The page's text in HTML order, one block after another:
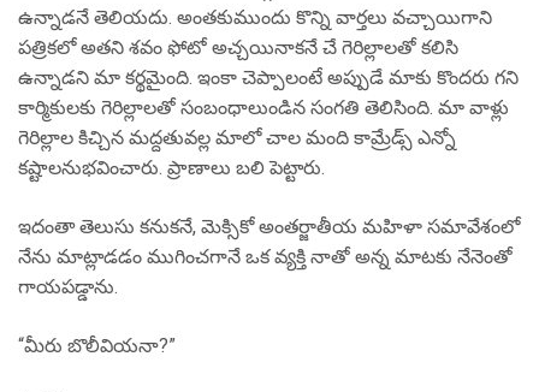
ఉన్నాడనే తెలియదు. అంతకుముందు కొన్ని వార్తలు వచ్చాయిగాని
పత్రికలో అతని శవం ఫోటో అచ్చయినాకనే చే గెరిల్లాలతో కలిసి
ఉన్నాడని మా కర్థమైంది. ఇంకా చెప్పాలంటే అప్పుడే మాకు కొందరు గని
కార్మికులకు గెరిల్లాలతో సంబంధాలుండిన సంగతి తెలిసింది. మా వాళ్లు
గెరిల్లాల కిచ్చిన మద్దతువల్ల మాలో చాల మంది కామ్రేడ్స్ ఎన్నో
కష్టాలనుభవించారు. ప్రాణాలు బలి పెట్టారు.
ఇదంతా తెలుసు కనుకనే, మెక్సికో అంతర్జాతీయ మహిళా సమావేశంలో
నేను మాట్లాడడం ముగించగానే ఒక వ్యక్తి నాతో అన్న మాటకు నేనెంతో
గాయపడ్డాను.
“మీరు బొలీవియనా?”